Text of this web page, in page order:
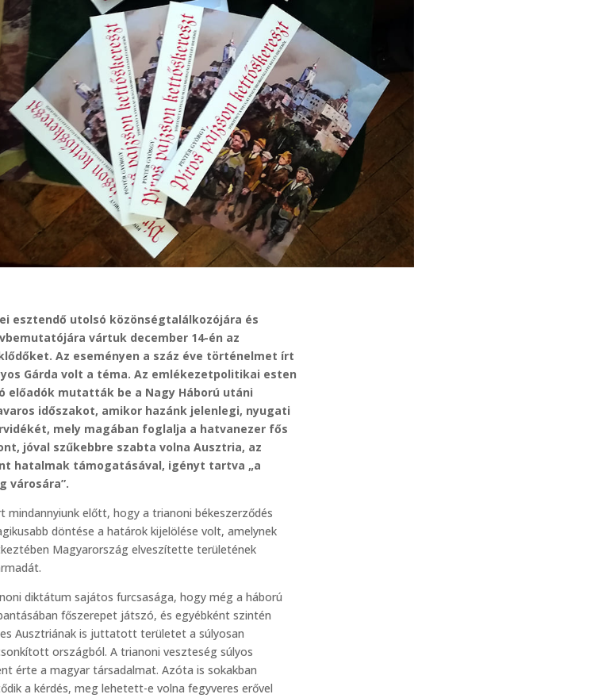
esztendő utolsó közönségtalálkozójára és
vártuk december 14-én az
Az eseményen a száz éve történelmet írt
Gárda volt a téma. Az emlékezetpolitikai esten
előadók mutatták be a Nagy Háború utáni
időszakot, amikor hazánk jelenlegi, nyugati
mely magában foglalja a hatvanezer fős
jóval szűkebbre szabta volna Ausztria, az
hatalmak támogatásával, igényt tartva „a
városára”.
mindannyiunk előtt, hogy a trianoni békeszerződés
döntése a határok kijelölése volt, amelynek
Magyarország elveszítette területének
diktátum sajátos furcsasága, hogy még a háború
főszerepet játszó, és egyébként szintén
Ausztriának is juttatott területet a súlyosan
országból. A trianoni veszteség súlyos
érte a magyar társadalmat. Azóta is sokakban
a kérdés, meg lehetett-e volna fegyveres erővel